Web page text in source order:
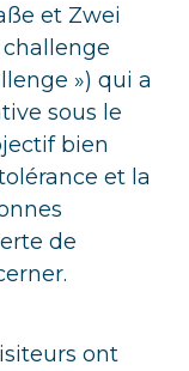
et Zwei
challenge
») qui a
sous le
bien
et la
de
ont